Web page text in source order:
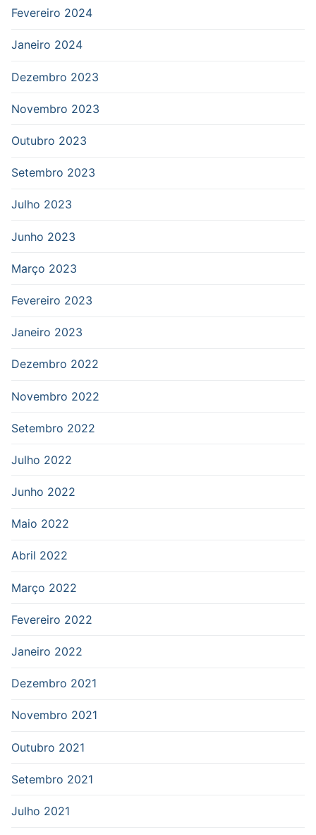
Fevereiro 2024
Janeiro 2024
Dezembro 2023
Novembro 2023
Outubro 2023
Setembro 2023
Julho 2023
Junho 2023
Março 2023
Fevereiro 2023
Janeiro 2023
Dezembro 2022
Novembro 2022
Setembro 2022
Julho 2022
Junho 2022
Maio 2022
Abril 2022
Março 2022
Fevereiro 2022
Janeiro 2022
Dezembro 2021
Novembro 2021
Outubro 2021
Setembro 2021
Julho 2021